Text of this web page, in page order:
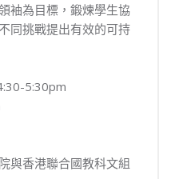
袖為目標，鍛煉學生協
同挑戰提出有效的可持
5:30pm
與香港聯合國教科文組